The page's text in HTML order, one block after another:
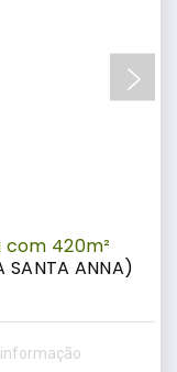
420m²
SANTA ANNA)